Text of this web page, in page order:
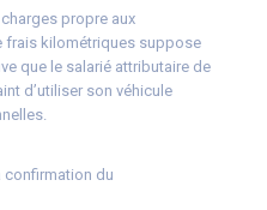
propre aux
frais kilométriques suppose
que le salarié attributaire de
d’utiliser son véhicule
confirmation du